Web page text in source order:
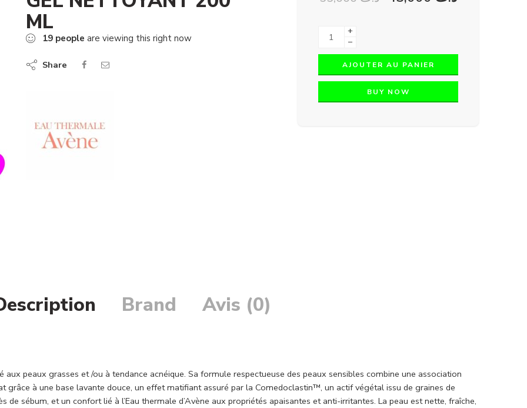
ML
19 people are viewing this right now
Share
+
−
AJOUTER AU PANIER
BUY NOW
Brand Avis (0)
peaux grasses et /ou à tendance acnéique. Sa formule respectueuse des peaux sensibles combine une association
grâce à une base lavante douce, un effet matifiant assuré par la Comedoclastin™, un actif végétal issu de graines de
de sébum, et un confort lié à l’Eau thermale d’Avène aux propriétés apaisantes et anti-irritantes. La peau est nette, fraîche,